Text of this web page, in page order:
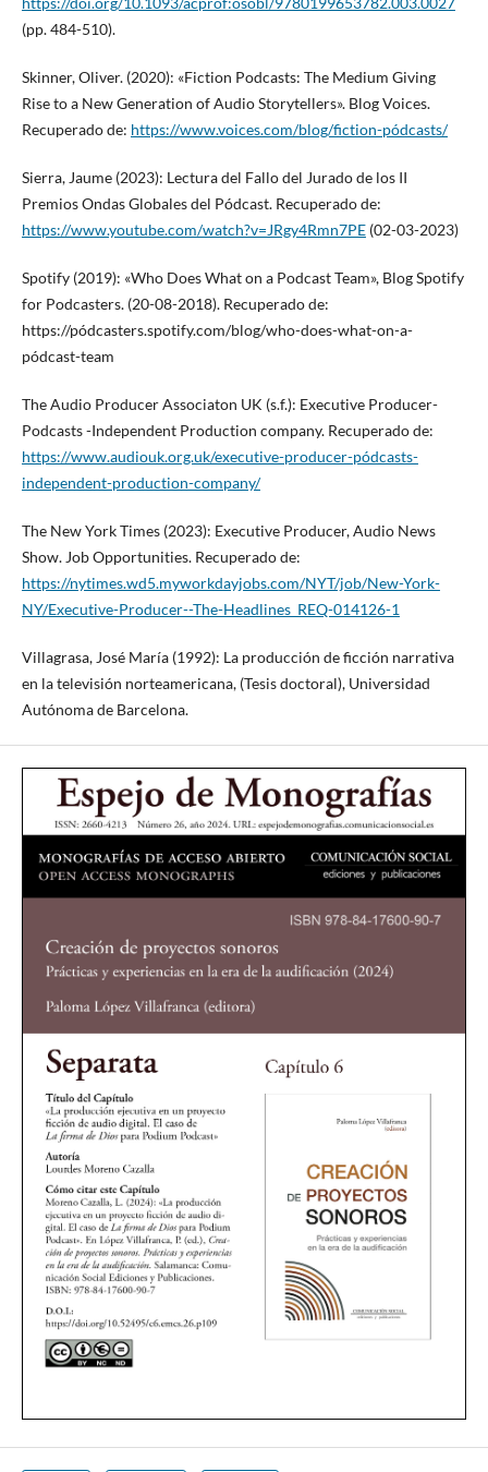
(pp. 484-510).
Skinner, Oliver. (2020): «Fiction Podcasts: The Medium Giving
Rise to a New Generation of Audio Storytellers». Blog Voices.
Recuperado de: https://www.voices.com/blog/fiction-pódcasts/
Sierra, Jaume (2023): Lectura del Fallo del Jurado de los II
Premios Ondas Globales del Pódcast. Recuperado de:
https://www.youtube.com/watch?v=JRgy4Rmn7PE(02-03-2023)
Spotify (2019): «Who Does What on a Podcast Team», Blog Spotify
for Podcasters. (20-08-2018). Recuperado de:
https://pódcasters.spotify.com/blog/who-does-what-on-a-
pódcast-team
The Audio Producer Associaton UK (s.f.): Executive Producer-
Podcasts -Independent Production company. Recuperado de:
https://www.audiouk.org.uk/executive-producer-pódcasts-
independent-production-company/
The New York Times (2023): Executive Producer, Audio News
Show. Job Opportunities. Recuperado de:
https://nytimes.wd5.myworkdayjobs.com/NYT/job/New-York-
NY/Executive-Producer--The-Headlines_REQ-014126-1
Villagrasa, José María (1992): La producción de ficción narrativa
en la televisión norteamericana, (Tesis doctoral), Universidad
Autónoma de Barcelona.